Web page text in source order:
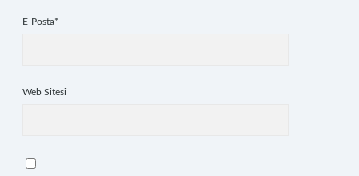
E-Posta*
Web Sitesi